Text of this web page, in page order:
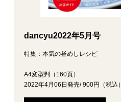
dancyu2022年5月号
特集：本気の昼めしレシピ
A4変型判（160頁）
2022年4月06日発売/ 900円（税込）